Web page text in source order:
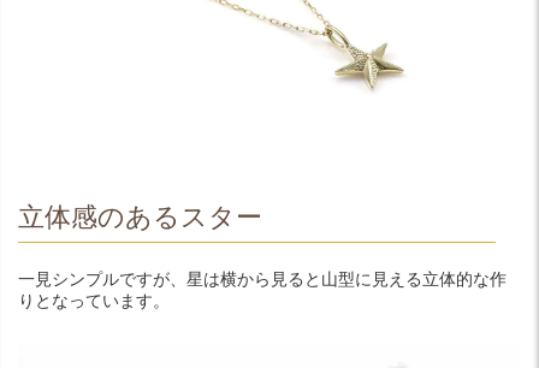
立体感のあるスター
一見シンプルですが、星は横から見ると山型に見える立体的な作
りとなっています。